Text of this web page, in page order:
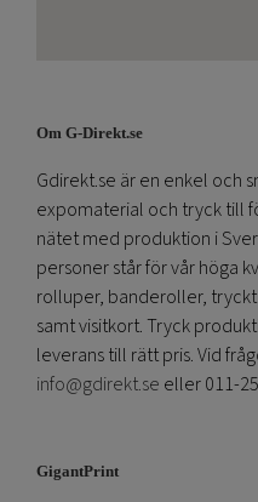
Om G-Direkt.se
Gdirekt.se är en enkel och
expomaterial och tryck till
nätet med produktion i
personer står för vår höga
rolluper, banderoller,
samt visitkort. Tryck
leverans till rätt pris. Vid
info@gdirekt.se eller 011-
GigantPrint